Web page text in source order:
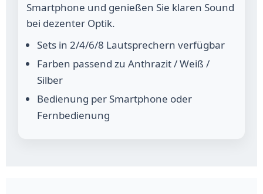
Smartphone und genießen Sie klaren Sound
bei dezenter Optik.
Sets in 2/4/6/8 Lautsprechern verfügbar
Farben passend zu Anthrazit / Weiß /
Silber
Bedienung per Smartphone oder
Fernbedienung